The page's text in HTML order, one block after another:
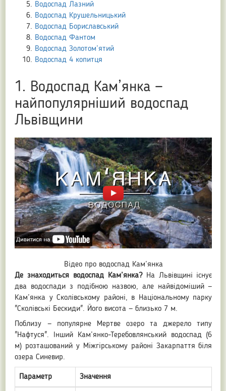
Водоспад Лазний
Водоспад Крушельницький
Водоспад Бориславський
Водоспад Фантом
Водоспад Золотом’ятий
Водоспад 4 копитця
1. Водоспад Кам’янка —
найпопулярніший водоспад
Львівщини
Відео про водоспад Кам’янка
Де знаходиться водоспад Кам’янка?На Львівщині існує
два водоспади з подібною назвою, але найвідоміший —
Кам’янка у Сколівському районі, в Національному парку
"Сколівські Бескиди". Його висота — близько 7 м.
Поблизу — популярне Мертве озеро та джерело типу
"Нафтуся". Інший Кам’янко-Теребовлянський водоспад (6
м) розташований у Міжгірському районі Закарпаття біля
озера Синевир.
Параметр Значення